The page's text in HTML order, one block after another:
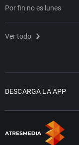
Por fin no es lunes
Ver todo
DESCARGA LA APP